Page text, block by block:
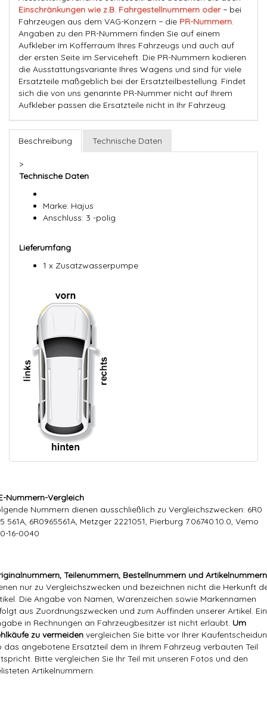
Einschränkungen wie z.B. Fahrgestellnummern oder− bei
Fahrzeugen aus dem VAG-Konzern − die PR-Nummern
Angaben zu den PR-Nummern finden Sie auf einem
Aufkleber im Kofferraum Ihres Fahrzeugs und auch auf
der ersten Seite im Serviceheft. Die PR-Nummern kodieren
die Ausstattungsvariante Ihres Wagens und sind für viele
Ersatzteile maßgeblich bei der Ersatzteilbestellung. Findet
sich die von uns genannte PR-Nummer nicht auf Ihrem
Aufkleber passen die Ersatzteile nicht in Ihr Fahrzeug.
Beschreibung Technische Daten
>
Technische Daten
Marke: Hajus
Anschluss: 3 -polig
Lieferumfang
1 x Zusatzwasserpumpe
Nummern-Vergleich
Nummern dienen ausschließlich zu Vergleichszwecken: 6R0
561A, 6R0965561A, Metzger 2221051, Pierburg 7.06740.10.0, Vemo
16-0040
Teilenummern, Bestellnummern und Artikelnummern
nur zu Vergleichszwecken und bezeichnen nicht die Herkunft
Die Angabe von Namen, Warenzeichen sowie Markennamen
aus Zuordnungszwecken und zum Auffinden unserer Artikel.
in Rechnungen an Fahrzeugbesitzer ist nicht erlaubt. Um
zu vermeiden vergleichen Sie bitte vor Ihrer
das angebotene Ersatzteil dem in Ihrem Fahrzeug verbauten Teil
Bitte vergleichen Sie Ihr Teil mit unseren Fotos und den
Artikelnummern.